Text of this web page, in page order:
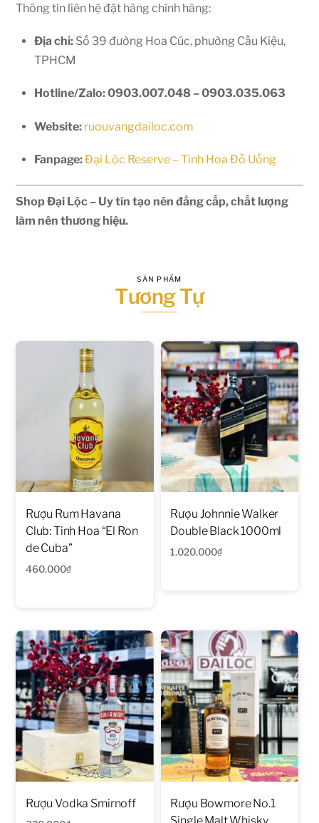
Thông tin liên hệ đặt hàng chính hãng:
Địa chỉ: Số 39 đường Hoa Cúc, phường Cầu Kiệu,
TPHCM
Hotline/Zalo:0903.007.048 – 0903.035.063
Website: ruouvangdailoc.com
Fanpage:Đại Lộc Reserve – Tinh Hoa Đồ Uống
Shop Đại Lộc – Uy tín tạo nên đẳng cấp, chất lượng
làm nên thương hiệu.
SẢN PHẨM
Tương Tự
Rượu Rum Havana
Club: Tinh Hoa “El Ron
de Cuba”
460.000₫
Rượu Johnnie Walker
Double Black 1000ml
1.020.000₫
Rượu Vodka Smirnoff
Rượu Bowmore No.1